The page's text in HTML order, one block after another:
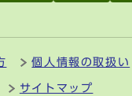
個人情報の取扱い
サイトマップ